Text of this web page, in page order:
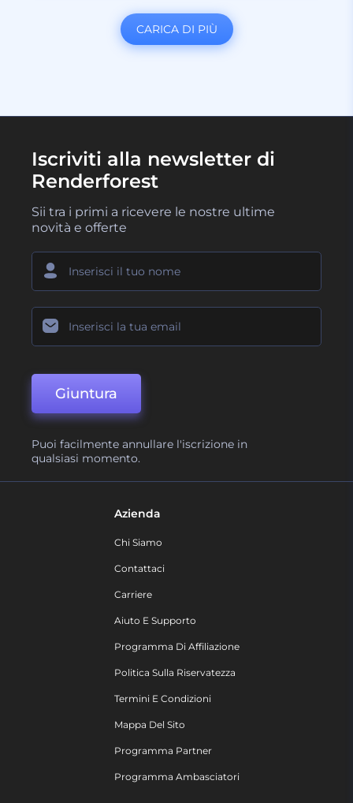
CARICA DI PIÙ
Iscriviti alla newsletter di
Renderforest
Sii tra i primi a ricevere le nostre ultime
novità e offerte
Giuntura
Puoi facilmente annullare l'iscrizione in
qualsiasi momento.
Azienda
Chi Siamo
Contattaci
Carriere
Aiuto E Supporto
Programma Di Affiliazione
Politica Sulla Riservatezza
Termini E Condizioni
Mappa Del Sito
Programma Partner
Programma Ambasciatori